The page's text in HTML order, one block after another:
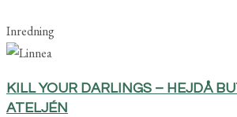
Inredning
KILL YOUR DARLINGS – HEJDÅ
ATELJÉN